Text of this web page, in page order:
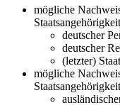
mögliche
deutscher
deutscher
(letzter)
mögliche